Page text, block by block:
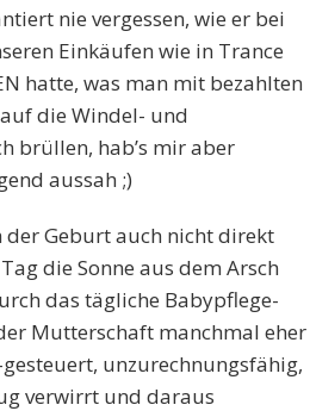
nie vergessen, wie er bei
Einkäufen wie in Trance
hatte, was man mit bezahlten
die Windel- und
brüllen, hab’s mir aber
aussah ;)
der Geburt auch nicht direkt
die Sonne aus dem Arsch
das tägliche Babypflege-
Mutterschaft manchmal eher
unzurechnungsfähig,
verwirrt und daraus